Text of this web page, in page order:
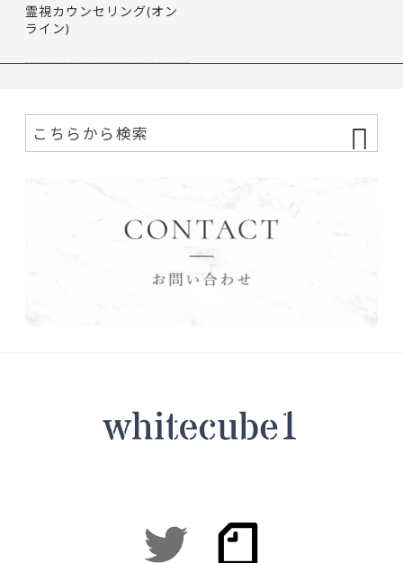
霊視カウンセリング(オン
ライン)